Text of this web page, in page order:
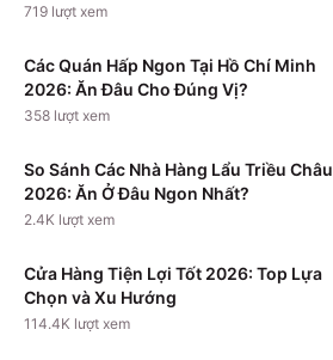
719 lượt xem
Các Quán Hấp Ngon Tại Hồ Chí Minh
2026: Ăn Đâu Cho Đúng Vị?
358 lượt xem
So Sánh Các Nhà Hàng Lẩu Triều Châu
2026: Ăn Ở Đâu Ngon Nhất?
2.4K lượt xem
Cửa Hàng Tiện Lợi Tốt 2026: Top Lựa
Chọn và Xu Hướng
114.4K lượt xem